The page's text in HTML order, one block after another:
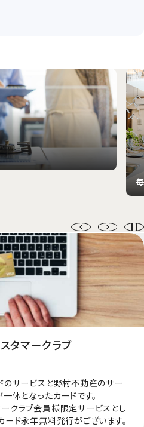
タマークラブ
のサービスと野村不動産のサー
体となったカードです。
クラブ会員様限定サービスとし
ード永年無料発行がございます。